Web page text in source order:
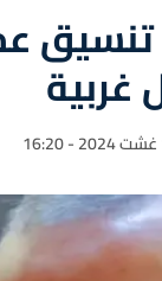
تنسيق
غربية